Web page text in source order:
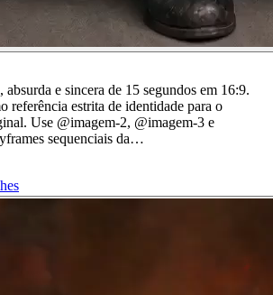
e sincera de 15 segundos em 16:9.
referência estrita de identidade para o
Use @imagem-2, @imagem-3 e
sequenciais da…